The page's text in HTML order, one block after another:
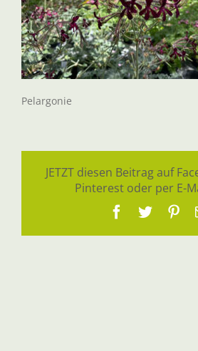
Pelargonie
JETZT diesen Beitrag auf
Pinterest oder per E-
Facebook
Twitter